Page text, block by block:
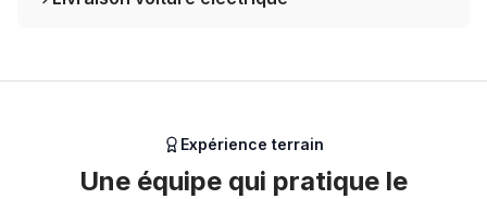
Expérience terrain
Une équipe qui pratique le